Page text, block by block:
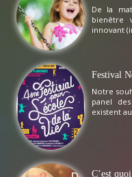
De la
bienêtre
innovant
Festival
Notre
panel
existent
C’est